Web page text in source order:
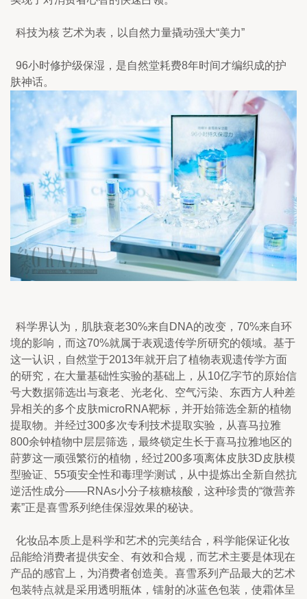
科技为核 艺术为表，以自然力量撬动强大“美力”
96小时修护级保湿，是自然堂耗费8年时间才编织成的护
肤神话。
科学界认为，肌肤衰老30%来自DNA的改变，70%来自环
境的影响，而这70%就属于表观遗传学所研究的领域。基于
这一认识，自然堂于2013年就开启了植物表观遗传学方面
的研究，在大量基础性实验的基础上，从10亿字节的原始信
号大数据筛选出与衰老、光老化、空气污染、东西方人种差
异相关的多个皮肤microRNA靶标，并开始筛选全新的植物
提取物。并经过300多次专利技术提取实验，从喜马拉雅
800余钟植物中层层筛选，最终锁定生长于喜马拉雅地区的
莳萝这一顽强繁衍的植物，经过200多项离体皮肤3D皮肤模
型验证、55项安全性和毒理学测试，从中提炼出全新自然抗
逆活性成分——RNAs小分子核糖核酸，这种珍贵的“微营养
素”正是喜雪系列绝佳保湿效果的秘诀。
化妆品本质上是科学和艺术的完美结合，科学能保证化妆
品能给消费者提供安全、有效和合规，而艺术主要是体现在
产品的感官上，为消费者创造美。喜雪系列产品最大的艺术
包装特点就是采用透明瓶体，镭射的冰蓝色包装，使霜体呈